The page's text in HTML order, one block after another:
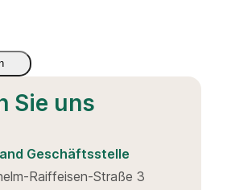
Sie uns
Geschäftsstelle
Raiffeisen-Straße 3